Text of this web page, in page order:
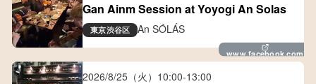
Gan Ainm Session at Yoyogi An Solas
東京渋谷区 An SÓLÁS
www.facebook.com
2026/8/25（火） 10:00-13:00